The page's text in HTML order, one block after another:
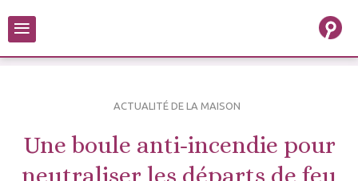
≡
ACTUALITÉ DE LA MAISON
Une boule anti-incendie pour
neutraliser les départs de feu